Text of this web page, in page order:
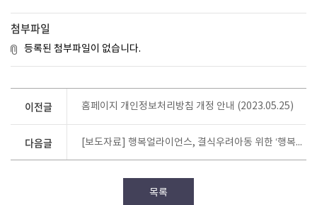
첨부파일
등록된 첨부파일이 없습니다.
이전글 홈페이지 개인정보처리방침 개정 안내 (2023.05.25)
다음글 [보도자료] 행복얼라이언스, 결식우려아동 위한 ‘행복두끼 챌린지’ 진행
목록